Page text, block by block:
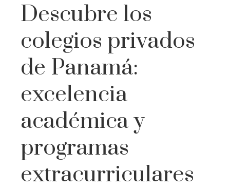
Descubre los
colegios privados
de Panamá:
excelencia
académica y
programas
extracurriculares